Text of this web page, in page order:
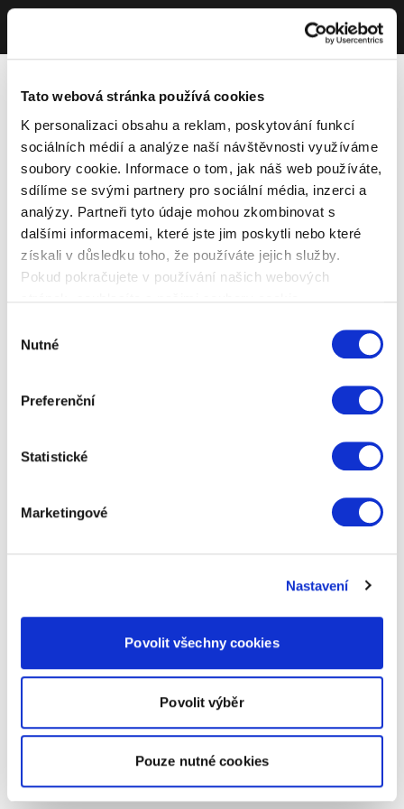
Tato webová stránka používá cookies
K personalizaci obsahu a reklam, poskytování funkcí
sociálních médií a analýze naší návštěvnosti využíváme
soubory cookie. Informace o tom, jak náš web používáte,
sdílíme se svými partnery pro sociální média, inzerci a
analýzy. Partneři tyto údaje mohou zkombinovat s
dalšími informacemi, které jste jim poskytli nebo které
získali v důsledku toho, že používáte jejich služby.
Pokud pokračujete v používání našich webových
souhlasu
Nutné
Preferenční
Statistické
Marketingové
Nastavení
Povolit všechny cookies
Povolit výběr
Pouze nutné cookies